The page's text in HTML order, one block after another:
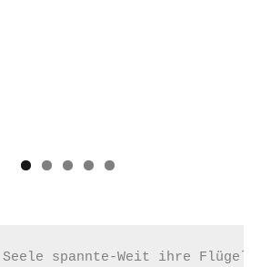
Seele spannte-Weit ihre